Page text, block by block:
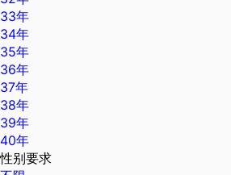
33年
34年
35年
36年
37年
38年
39年
40年
性别要求